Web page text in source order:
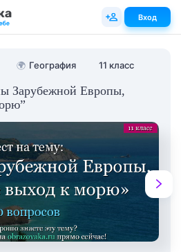
🌍 География 11 класс
Зарубежной Европы,
Вход